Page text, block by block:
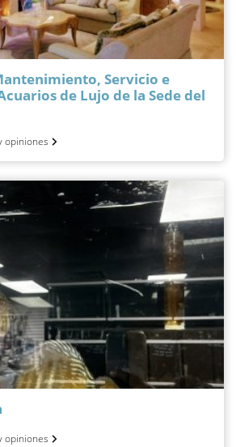
Servicio e
de Lujo de la Sede del
opiniones
opiniones